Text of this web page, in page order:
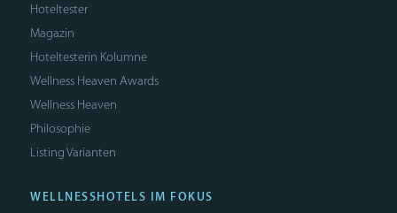
Hoteltester
Magazin
Hoteltesterin Kolumne
Wellness Heaven Awards
Wellness Heaven
Philosophie
Listing Varianten
WELLNESSHOTELS IM FOKUS